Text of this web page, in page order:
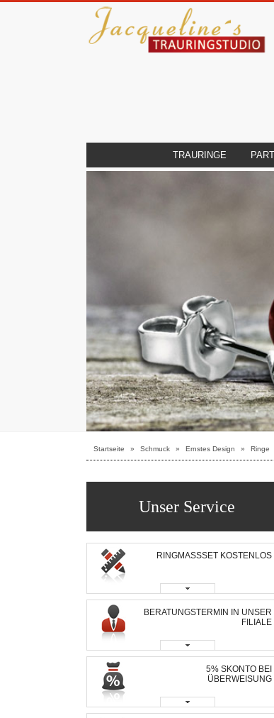
TRAURINGE
Startseite » Schmuck » Ernstes Design » Ringe
Unser Service
RINGMASSSET KOSTENLOS
BERATUNGSTERMIN IN UNSER
FILIALE
5% SKONTO BEI
ÜBERWEISUNG